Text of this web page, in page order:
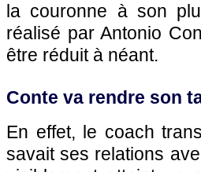
la couronne à son
réalisé par Antonio
être réduit à néant.
Conte va rendre son
En effet, le coach
savait ses relations